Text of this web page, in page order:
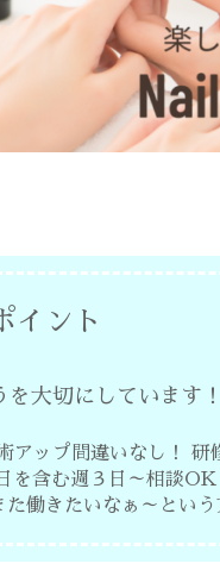
イント
大切にしています！
アップ間違いなし！ 研
を含む週３日～相談OK
働きたいなぁ～という